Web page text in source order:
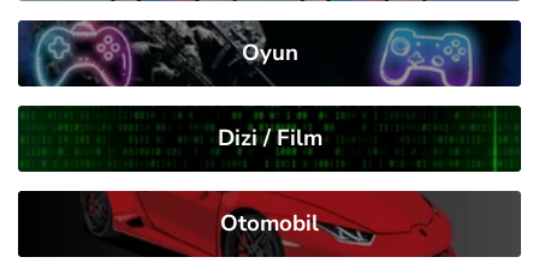
Oyun
Dizi / Film
Otomobil